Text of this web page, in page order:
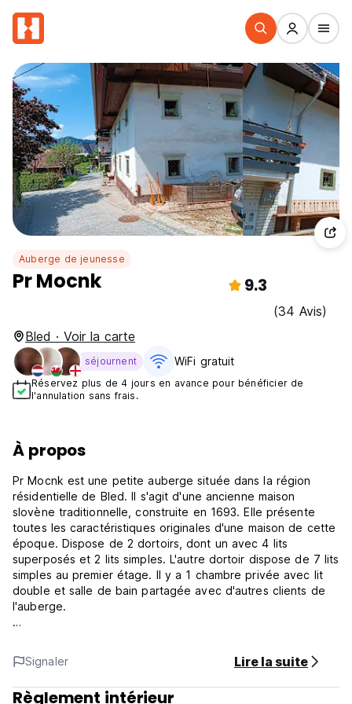
Auberge de jeunesse
Pr Mocnk 9.3
(34 Avis)
Bled · Voir la carte
séjournent WiFi gratuit
Réservez plus de 4 jours en avance pour bénéficier de
l'annulation sans frais.
À propos
Pr Mocnk est une petite auberge située dans la région
résidentielle de Bled. Il s'agit d'une ancienne maison
slovène traditionnelle, construite en 1693. Elle présente
toutes les caractéristiques originales d'une maison de cette
époque. Dispose de 2 dortoirs, dont un avec 4 lits
superposés et 2 lits simples. L'autre dortoir dispose de 7 lits
simples au premier étage. Il y a 1 chambre privée avec lit
double et salle de bain partagée avec d'autres clients de
l'auberge.
sites à voir à Bled et de vous orienter vers les meilleures
aventures d'adrénaline disponibles à votre porte. Nous
sommes au centre de Bled, à seulement 2 minutes à pied
du lac, des restaurants et des bars ainsi que de la gare
Signaler Lire la suite
Règlement intérieur